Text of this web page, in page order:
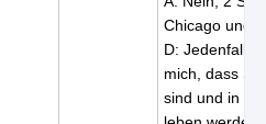
Chicago und
D: Jedenfalls
mich, dass
sind und in